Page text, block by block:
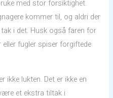
med stor forsiktighet.
kommer til, og aldri der
i det. Husk også faren for
fugler spiser forgiftede
ikke lukten. Det er ikke en
et ekstra tiltak i